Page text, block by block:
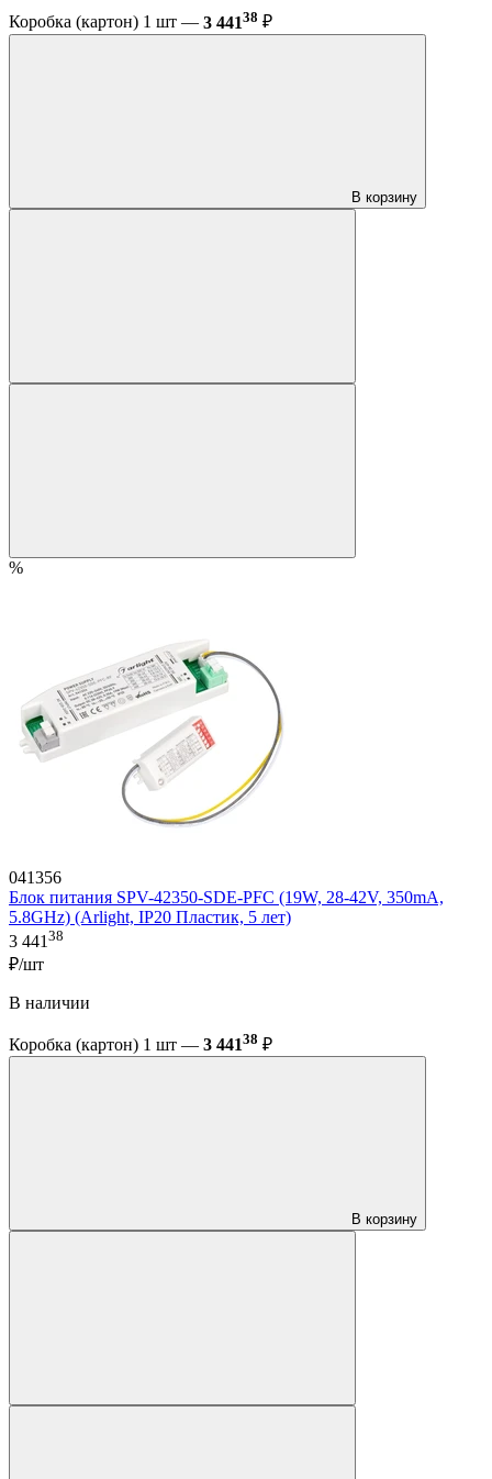
Коробка (картон) 1 шт — 3 44138 ₽
В корзину
%
041356
Блок питания SPV-42350-SDE-PFC (19W, 28-42V, 350mA,
5.8GHz) (Arlight, IP20 Пластик, 5 лет)
3 441 38
₽/шт
В наличии
Коробка (картон) 1 шт — 3 44138 ₽
В корзину